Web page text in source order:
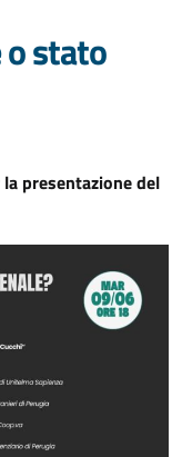
stato
presentazione del